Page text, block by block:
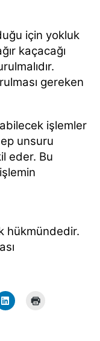
için yokluk
kaçacağı
gereken
işlemler
unsuru
eder. Bu
hükmündedir.